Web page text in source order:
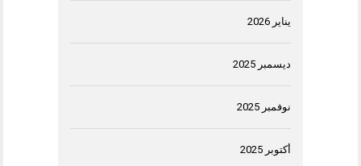
يناير 2026
ديسمبر 2025
نوفمبر 2025
أكتوبر 2025